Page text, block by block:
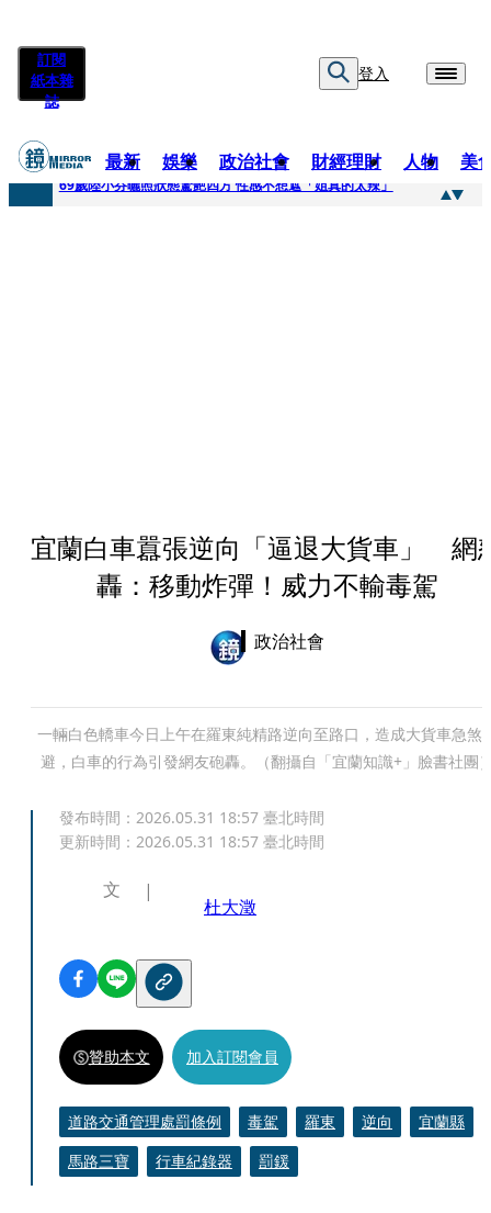
訂閱
紙本雜
誌
登入
最新 娛樂 政治社會 財經理財 人物 美
快訊
69歲陸小芬曬照狀態驚艷四方 性感不想遮「姐真的太辣」
宜蘭白車囂張逆向「逼退大貨車」 網
轟：移動炸彈！威力不輸毒駕
政治社會
一輛白色轎車今日上午在羅東純精路逆向至路口，造成大貨車急煞
避，白車的行為引發網友砲轟。（翻攝自「宜蘭知識+」臉書社團
發布時間： 2026.05.31 18:57 臺北時間
更新時間： 2026.05.31 18:57 臺北時間
文
杜大澂
贊助本文 加入訂閱會員
道路交通管理處罰條例 毒駕 羅東 逆向
宜蘭縣
馬路三寶
行車紀錄器 罰鍰